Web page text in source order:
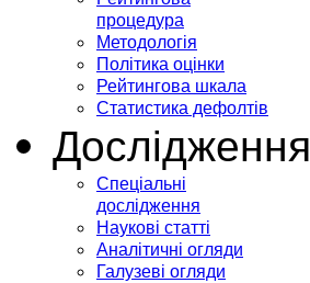
процедура
Методологія
Політика оцінки
Рейтингова шкала
Статистика дефолтів
Дослідження
Спеціальні
дослідження
Наукові статті
Аналітичні огляди
Галузеві огляди